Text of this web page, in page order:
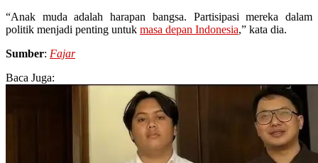
“Anak muda adalah harapan bangsa. Partisipasi mereka dalam
politik menjadi penting untuk masa depan Indonesia,” kata dia.
Sumber: Fajar
Baca Juga: